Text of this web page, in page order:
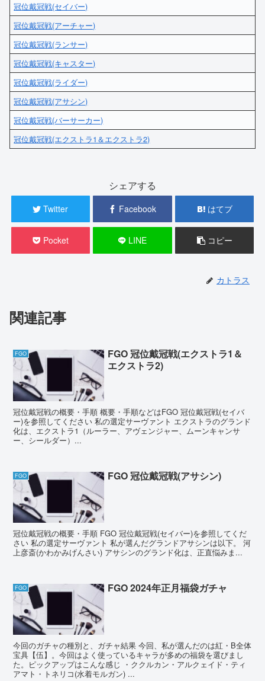
冠位戴冠戦(セイバー)
冠位戴冠戦(アーチャー)
冠位戴冠戦(ランサー)
冠位戴冠戦(キャスター)
冠位戴冠戦(ライダー)
冠位戴冠戦(アサシン)
冠位戴冠戦(バーサーカー)
冠位戴冠戦(エクストラ1＆エクストラ2)
シェアする
Twitter Facebook はてブ
Pocket LINE コピー
カトラス
関連記事
FGO
FGO 冠位戴冠戦(エクストラ1＆
エクストラ2)
冠位戴冠戦の概要・手順 概要・手順などはFGO 冠位戴冠戦(セイバ
ー)を参照してください 私の選定サーヴァント エクストラのグランド
化は、エクストラ1（ルーラー、アヴェンジャー、ムーンキャンサ
ー、シールダー）...
FGO FGO 冠位戴冠戦(アサシン)
冠位戴冠戦の概要・手順 FGO 冠位戴冠戦(セイバー)を参照してくだ
さい 私の選定サーヴァント 私が選んだグランドアサシンは以下。 河
上彦斎(かわかみげんさい) アサシンのグランド化は、正直悩みま...
FGO FGO 2024年正月福袋ガチャ
今回のガチャの種別と、ガチャ結果 今回、私が選んだのは紅・B全体
宝具【伍】。今回はよく使っているキャラが多めの福袋を選びまし
た。ピックアップはこんな感じ ・ククルカン・アルクェイド・ティ
アマト・トネリコ(水着モルガン) ...